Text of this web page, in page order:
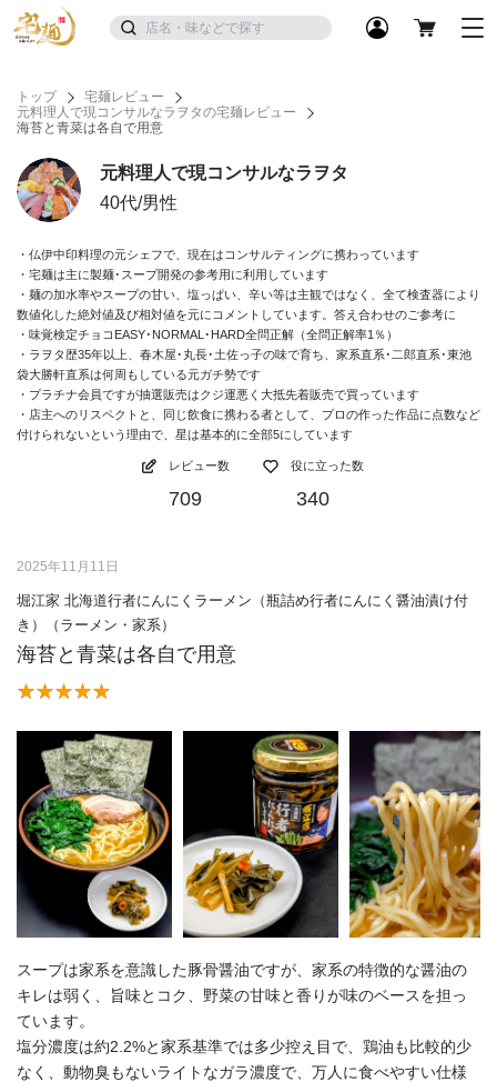
トップ
宅麺レビュー
元料理人で現コンサルなラヲタの宅麺レビュー
海苔と青菜は各自で用意
元料理人で現コンサルなラヲタ
40代/男性
・仏伊中印料理の元シェフで、現在はコンサルティングに携わっています
・宅麺は主に製麺･スープ開発の参考用に利用しています
・麺の加水率やスープの甘い、塩っぱい、辛い等は主観ではなく、全て検査器により
数値化した絶対値及び相対値を元にコメントしています。答え合わせのご参考に
・味覚検定チョコEASY･NORMAL･HARD全問正解（全問正解率1％）
・ラヲタ歴35年以上、春木屋･丸長･土佐っ子の味で育ち、家系直系･二郎直系･東池
袋大勝軒直系は何周もしている元ガチ勢です
・プラチナ会員ですが抽選販売はクジ運悪く大抵先着販売で買っています
・店主へのリスペクトと、同じ飲食に携わる者として、プロの作った作品に点数など
付けられないという理由で、星は基本的に全部5にしています
レビュー数
709
役に立った数
340
2025年11月11日
堀江家 北海道行者にんにくラーメン（瓶詰め行者にんにく醤油漬け付
き）（ラーメン・家系）
海苔と青菜は各自で用意
スープは家系を意識した豚骨醤油ですが、家系の特徴的な醤油の
キレは弱く、旨味とコク、野菜の甘味と香りが味のベースを担っ
ています。
塩分濃度は約2.2%と家系基準では多少控え目で、鶏油も比較的少
なく、動物臭もないライトなガラ濃度で、万人に食べやすい仕様